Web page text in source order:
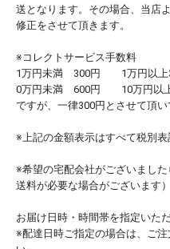
送となります。その場合、当店
修正をさせて頂きます。
※コレクトサービス手数料
1万円未満 300円 1万円以
0万円未満 600円 10万円以
ですが、一律300円とさせて頂い
※上記の金額表示はすべて税別表
※希望の宅配会社がございまし
送料が必要な場合がございます）
お届け日時・時間帯を指定いただ
※配達日時ご指定の場合は、ご